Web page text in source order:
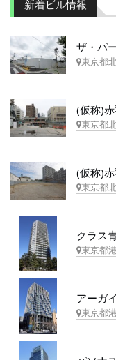
新着ビル情報
ザ・パ
東京都
(仮称)
東京都
(仮称)
東京都
クラス
東京都
アーガ
東京都